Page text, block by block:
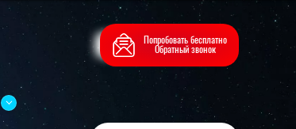
Попробовать бесплатно
Обратный звонок